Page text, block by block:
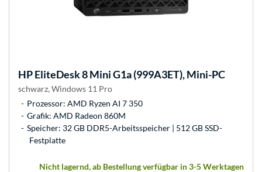
HPEliteDesk 8 Mini G1a (999A3ET), Mini-PC
schwarz, Windows 11 Pro
Prozessor: AMD Ryzen AI 7 350
Grafik: AMD Radeon 860M
Speicher: 32 GB DDR5-Arbeitsspeicher | 512 GB SSD-
Festplatte
Nicht lagernd, ab Bestellung verfügbar in 3-5 Werktagen